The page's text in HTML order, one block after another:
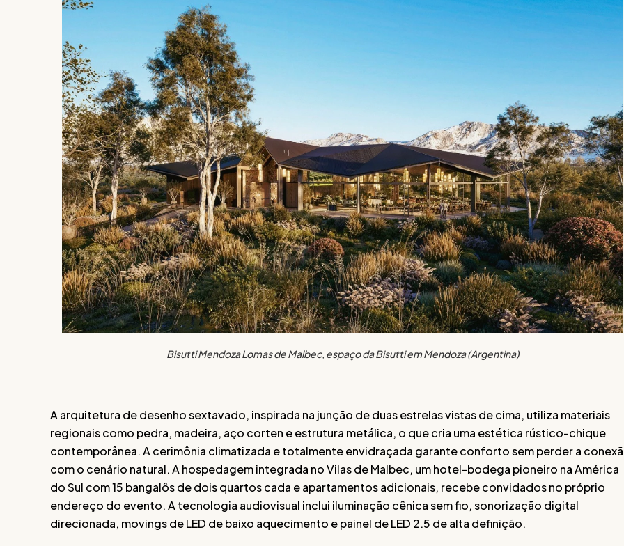
Bisutti Mendoza Lomas de Malbec, espaço da Bisutti em Mendoza (Argentina)
A arquitetura de desenho sextavado, inspirada na junção de duas estrelas vistas de cima, utiliza materiais
regionais como pedra, madeira, aço corten e estrutura metálica, o que cria uma estética rústico-chique
contemporânea. A cerimônia climatizada e totalmente envidraçada garante conforto sem perder a
com o cenário natural. A hospedagem integrada no Vilas de Malbec, um hotel-bodega pioneiro na América
do Sul com 15 bangalôs de dois quartos cada e apartamentos adicionais, recebe convidados no próprio
endereço do evento. A tecnologia audiovisual inclui iluminação cênica sem fio, sonorização digital
direcionada, movings de LED de baixo aquecimento e painel de LED 2.5 de alta definição.